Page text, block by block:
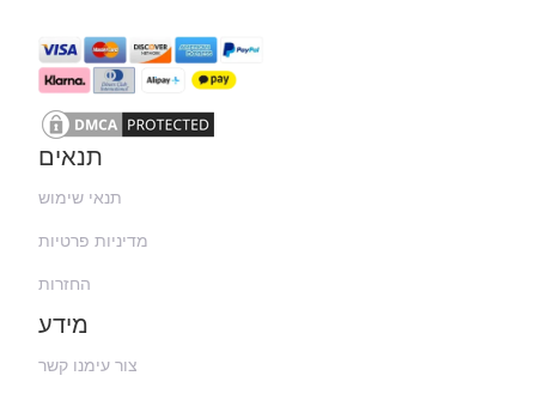
תנאים
תנאי שימוש
מדיניות פרטיות
החזרות
מידע
צור עימנו קשר